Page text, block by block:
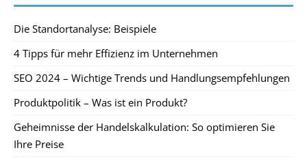
Die Standortanalyse: Beispiele
4 Tipps für mehr Effizienz im Unternehmen
SEO 2024 – Wichtige Trends und Handlungsempfehlungen
Produktpolitik – Was ist ein Produkt?
Geheimnisse der Handelskalkulation: So optimieren Sie
Ihre Preise